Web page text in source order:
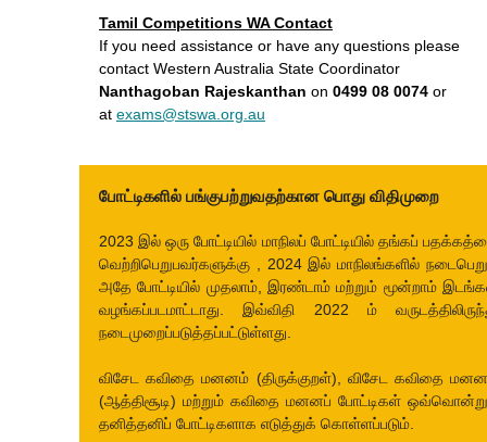
Tamil Competitions WA Contact
If you need assistance or have any questions please
contact Western Australia State Coordinator
Nanthagoban Rajeskanthan on 0499 08 0074 or
at exams@stswa.org.au
போட்டிகளில் பங்குபற்றுவதற்கான பொது விதிமுறை
2023 இல் ஒரு போட்டியில் மாநிலப் போட்டியில் தங்கப்
வெற்றிபெறுபவர்களுக்கு , 2024 இல் மாநிலங்களில்
அதே போட்டியில் முதலாம், இரண்டாம் மற்றும் மூன்றாம்
வழங்கப்படமாட்டாது. இவ்விதி 2022 ம்
நடைமுறைப்படுத்தப்பட்டுள்ளது.
விசேட கவிதை மனனம் (திருக்குறள்), விசேட கவிதை
(ஆத்திசூடி) மற்றும் கவிதை மனனப் போட்டிகள்
தனித்தனிப் போட்டிகளாக எடுத்துக் கொள்ளப்படும்.